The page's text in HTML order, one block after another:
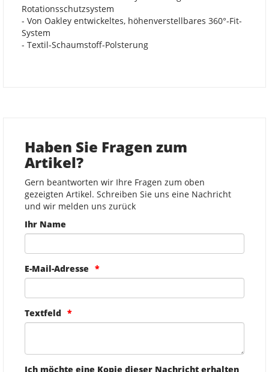
Rotationsschutzsystem
- Von Oakley entwickeltes, höhenverstellbares 360°-Fit-
System
- Textil-Schaumstoff-Polsterung
Haben Sie Fragen zum
Artikel?
Gern beantworten wir Ihre Fragen zum oben
gezeigten Artikel. Schreiben Sie uns eine Nachricht
und wir melden uns zurück
Ihr Name
E-Mail-Adresse
Textfeld
Ich möchte eine Kopie dieser Nachricht erhalten